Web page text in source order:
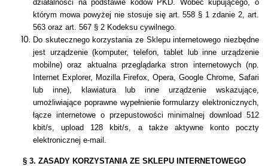
działalności na podstawie kodów PKD. Wobec kupującego, o
którym mowa powyżej nie stosuje się art. 558 § 1 zdanie 2, art.
563 oraz art. 567 § 2 Kodeksu cywilnego.
Do skutecznego korzystania ze Sklepu internetowego niezbędne
jest urządzenie (komputer, telefon, tablet lub inne urządzenie
mobilne) oraz aktualna przeglądarka stron internetowych (np.
Internet Explorer, Mozilla Firefox, Opera, Google Chrome, Safari
lub inne), klawiatura lub inne urządzenie wskazujące,
umożliwiające poprawne wypełnienie formularzy elektronicznych,
łącze internetowe o przepustowości minimalnej download 512
kbit/s, upload 128 kbit/s, a także aktywne konto poczty
elektronicznej e-mail.
§ 3. ZASADY KORZYSTANIA ZE SKLEPU INTERNETOWEGO